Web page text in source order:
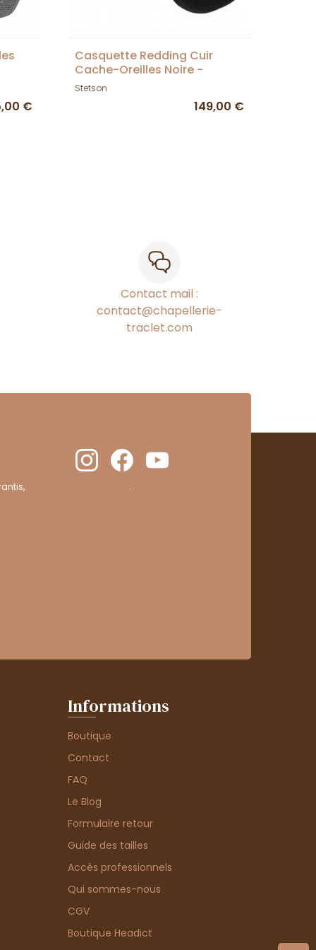
€
Casquette Redding Cuir
Cache-Oreilles Noire -
stetson
Stetson
149,00 €
Contact mail :
contact@chapellerie-
traclet.com
.
Informations
Boutique
Contact
FAQ
Le Blog
Formulaire retour
Guide des tailles
Accès professionnels
Qui sommes-nous
CGV
Boutique Headict